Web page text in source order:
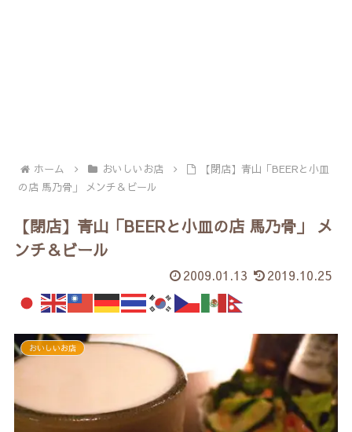
ホーム おいしいお店
【閉店】青山「BEERと小皿
の店 馬乃骨」 メンチ＆ビール
【閉店】青山「BEERと小皿の店 馬乃骨」 メ
ンチ＆ビール
2009.01.13 2019.10.25
おいしいお店